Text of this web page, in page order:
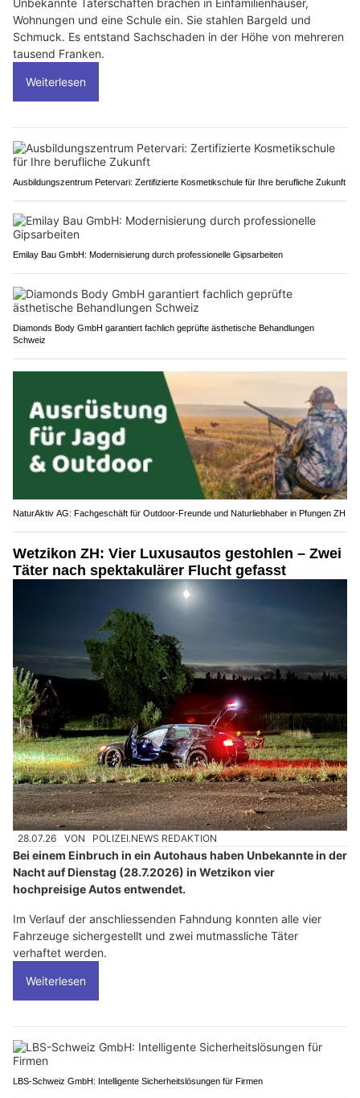
Wohnungen und eine Schule ein. Sie stahlen Bargeld und
Schmuck. Es entstand Sachschaden in der Höhe von mehreren
tausend Franken.
Weiterlesen
Ausbildungszentrum Petervari: Zertifizierte Kosmetikschule für Ihre berufliche Zukunft
Emilay Bau GmbH: Modernisierung durch professionelle Gipsarbeiten
Diamonds Body GmbH garantiert fachlich geprüfte ästhetische Behandlungen
Schweiz
NaturAktiv AG: Fachgeschäft für Outdoor-Freunde und Naturliebhaber in Pfungen ZH
Wetzikon ZH: Vier Luxusautos gestohlen – Zwei
Täter nach spektakulärer Flucht gefasst
28.07.26 VON POLIZEI.NEWS REDAKTION
Bei einem Einbruch in ein Autohaus haben Unbekannte in der
Nacht auf Dienstag (28.7.2026) in Wetzikon vier
hochpreisige Autos entwendet.
Im Verlauf der anschliessenden Fahndung konnten alle vier
Fahrzeuge sichergestellt und zwei mutmassliche Täter
verhaftet werden.
Weiterlesen
LBS-Schweiz GmbH: Intelligente Sicherheitslösungen für Firmen